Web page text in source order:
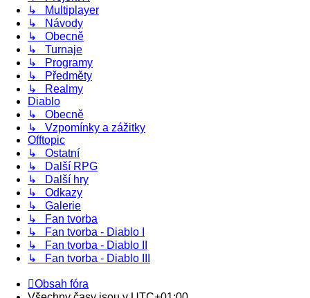
↳ Multiplayer
↳ Návody
↳ Obecně
↳ Turnaje
↳ Programy
↳ Předměty
↳ Realmy
Diablo
↳ Obecně
↳ Vzpomínky a zážitky
Offtopic
↳ Ostatní
↳ Další RPG
↳ Další hry
↳ Odkazy
↳ Galerie
↳ Fan tvorba
↳ Fan tvorba - Diablo I
↳ Fan tvorba - Diablo II
↳ Fan tvorba - Diablo III
Obsah fóra